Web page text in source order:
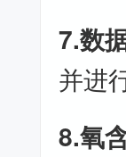
7.数
并进
8.氧